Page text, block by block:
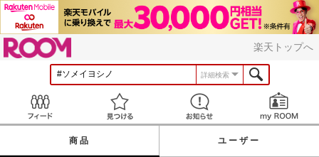
楽天トップへ
詳細検索
見つける お知らせ
商品 ユーザー